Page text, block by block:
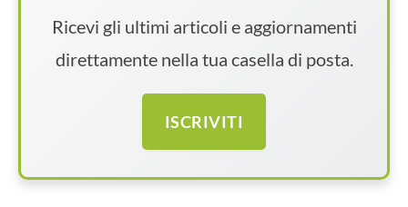
Ricevi gli ultimi articoli e aggiornamenti
direttamente nella tua casella di posta.
ISCRIVITI